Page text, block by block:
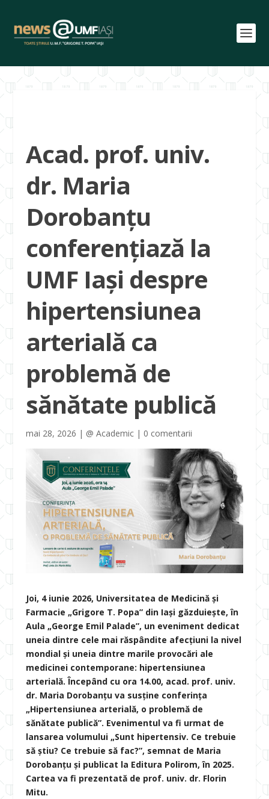
Acad. prof. univ.
dr. Maria
Dorobanțu
conferențiază la
UMF Iași despre
hipertensiunea
arterială ca
problemă de
sănătate publică
mai 28, 2026 | @ Academic| 0 comentarii
Joi, 4 iunie 2026, Universitatea de Medicină și
Farmacie „Grigore T. Popa” din Iași găzduiește, în
Aula „George Emil Palade”, un eveniment dedicat
uneia dintre cele mai răspândite afecțiuni la nivel
mondial și uneia dintre marile provocări ale
medicinei contemporane: hipertensiunea
arterială. Începând cu ora 14.00, acad. prof. univ.
dr. Maria Dorobanțu va susține conferința
„Hipertensiunea arterială, o problemă de
sănătate publică”. Evenimentul va fi urmat de
lansarea volumului „Sunt hipertensiv. Ce trebuie
să știu? Ce trebuie să fac?”, semnat de Maria
Dorobanțu și publicat la Editura Polirom, în 2025.
Cartea va fi prezentată de prof. univ. dr. Florin
Mitu.